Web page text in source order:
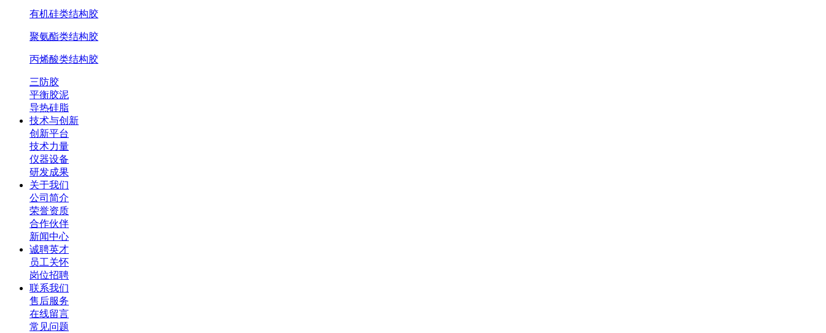
有机硅类结构胶
聚氨酯类结构胶
丙烯酸类结构胶
三防胶
平衡胶泥
导热硅脂
技术与创新
创新平台
技术力量
仪器设备
研发成果
关于我们
公司简介
荣誉资质
合作伙伴
新闻中心
诚聘英才
员工关怀
岗位招聘
联系我们
售后服务
在线留言
常见问题